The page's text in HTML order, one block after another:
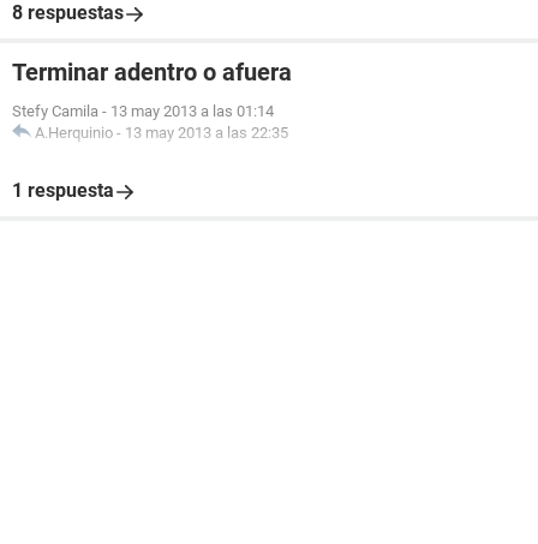
8 respuestas
Terminar adentro o afuera
Stefy Camila - 13 may 2013 a las 01:14
A.Herquinio - 13 may 2013 a las 22:35
1 respuesta